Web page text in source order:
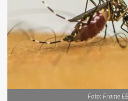
Foto: Frame